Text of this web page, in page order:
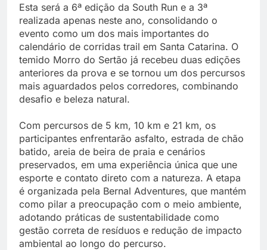
Esta será a 6ª edição da South Run e a 3ª
realizada apenas neste ano, consolidando o
evento como um dos mais importantes do
calendário de corridas trail em Santa Catarina. O
temido Morro do Sertão já recebeu duas edições
anteriores da prova e se tornou um dos percursos
mais aguardados pelos corredores, combinando
desafio e beleza natural.
Com percursos de 5 km, 10 km e 21 km, os
participantes enfrentarão asfalto, estrada de chão
batido, areia de beira de praia e cenários
preservados, em uma experiência única que une
esporte e contato direto com a natureza. A etapa
é organizada pela Bernal Adventures, que mantém
como pilar a preocupação com o meio ambiente,
adotando práticas de sustentabilidade como
gestão correta de resíduos e redução de impacto
ambiental ao longo do percurso.